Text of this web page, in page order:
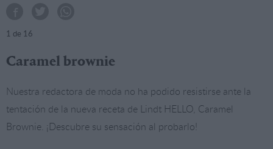
1 de 16
Caramel brownie
Nuestra redactora de moda no ha podido resistirse ante la
tentación de la nueva receta de Lindt HELLO, Caramel
Brownie. ¡Descubre su sensación al probarlo!